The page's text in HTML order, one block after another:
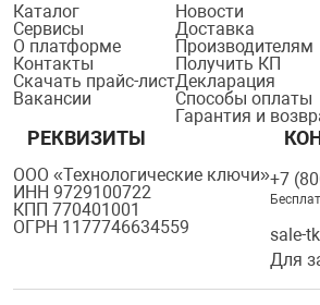
Каталог
Сервисы
О платформе
Контакты
Скачать прайс-лист
Вакансии
Новости
Доставка
Производителям
Получить КП
Декларация
Способы оплаты
Гарантия и
РЕКВИЗИТЫ
ООО «Технологические ключи»
ИНН 9729100722
КПП 770401001
ОГРН 1177746634559
+7
sale-
Для